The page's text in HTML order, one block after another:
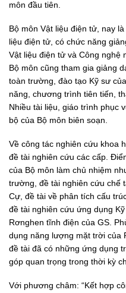
môn đầu tiên.
Bộ môn Vật liệu điện tử, nay
liệu điện tử, có chức năng
Vật liệu điện tử và Công nghệ
Bộ môn cũng tham gia giảng
toàn trường, đào tạo Kỹ sư
năng, chương trình tiên tiến,
Nhiều tài liệu, giáo trình phục
bộ của Bộ môn biên soạn.
Về công tác nghiên cứu khoa
đề tài nghiên cứu các cấp.
của Bộ môn làm chủ nhiệm
trường, đề tài nghiên cứu chế
Cự, đề tài về phân tích cấu
đề tài nghiên cứu ứng dụng
Rơnghen tĩnh điện của GS.
dụng năng lượng mặt trời của
đề tài đã có những ứng dụng
góp quan trọng trong thời kỳ
Với phương châm: “Kết hợp